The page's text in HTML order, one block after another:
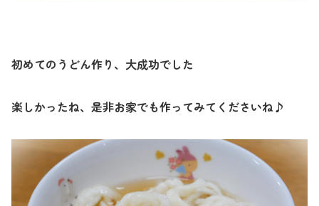
初めてのうどん作り、大成功でした
楽しかったね、是非お家でも作ってみてくださいね♪